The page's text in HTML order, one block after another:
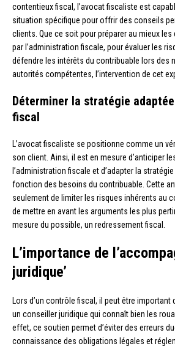
contentieux fiscal, l’avocat fiscaliste est
situation spécifique pour offrir des conseils
clients. Que ce soit pour préparer au mieux
par l’administration fiscale, pour évaluer les
défendre les intérêts du contribuable lors des
autorités compétentes, l’intervention de cet
Déterminer la stratégie
fiscal
L’avocat fiscaliste se positionne comme un
son client. Ainsi, il est en mesure d’anticiper
l’administration fiscale et d’adapter la
fonction des besoins du contribuable. Cette
seulement de limiter les risques inhérents au
de mettre en avant les arguments les plus
mesure du possible, un redressement fiscal.
L’importance de
juridique’
Lors d’un contrôle fiscal, il peut être important
un conseiller juridique qui connaît bien les
effet, ce soutien permet d’éviter des erreurs
connaissance des obligations légales et